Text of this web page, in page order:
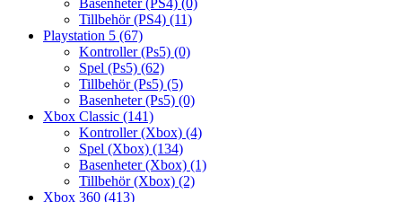
Basenheter (PS4) (0)
Tillbehör (PS4) (11)
Playstation 5 (67)
Kontroller (Ps5) (0)
Spel (Ps5) (62)
Tillbehör (Ps5) (5)
Basenheter (Ps5) (0)
Xbox Classic (141)
Kontroller (Xbox) (4)
Spel (Xbox) (134)
Basenheter (Xbox) (1)
Tillbehör (Xbox) (2)
Xbox 360 (413)